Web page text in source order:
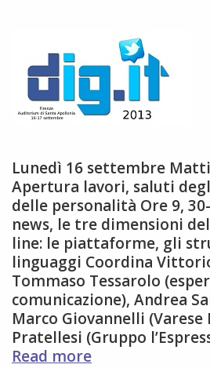
Lunedì 16 settembre
Apertura lavori, saluti
delle personalità Ore 9,
news, le tre dimensioni
line: le piattaforme, gli
linguaggi Coordina
Tommaso Tessarolo
comunicazione), Andrea
Marco Giovannelli (Varese
Pratellesi (Gruppo
Read moreIl